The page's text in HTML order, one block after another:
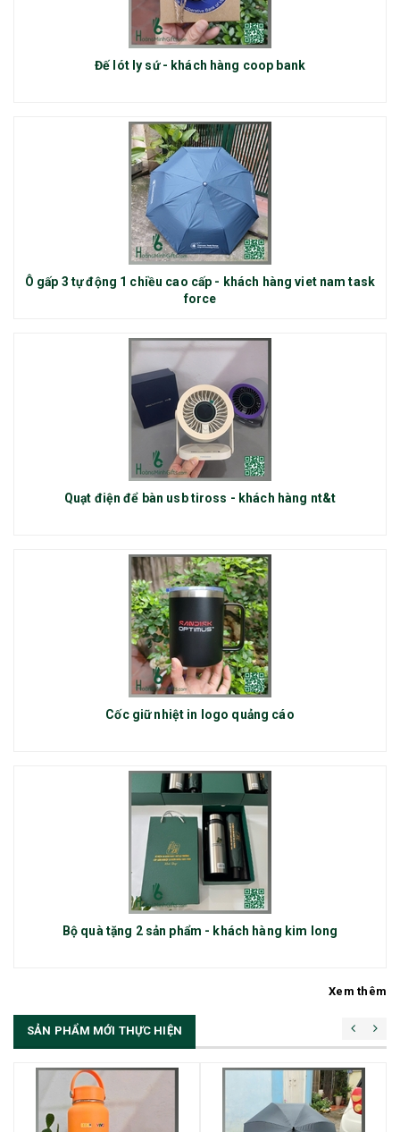
Đế lót ly sứ - khách hàng coop bank
Ô gấp 3 tự động 1 chiều cao cấp - khách hàng viet nam task
force
Quạt điện để bàn usb tiross - khách hàng nt&t
Cốc giữ nhiệt in logo quảng cáo
Bộ quà tặng 2 sản phẩm - khách hàng kim long
Xem thêm
SẢN PHẨM MỚI THỰC HIỆN